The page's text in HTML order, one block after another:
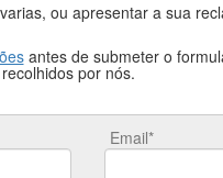
ou apresentar a sua
antes de submeter o
por nós.
Email*